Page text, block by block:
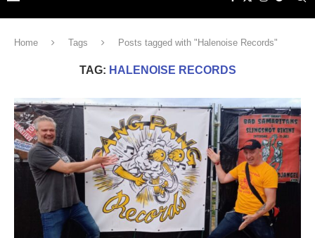
Home Tags Posts tagged with "Halenoise Records"
TAG: HALENOISE RECORDS